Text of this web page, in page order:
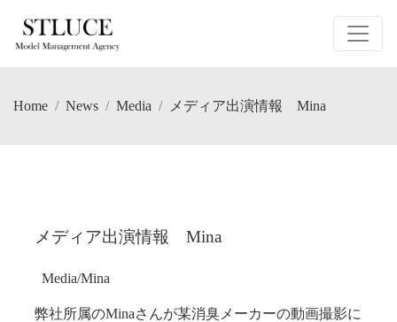
Home News Media メディア出演情報 Mina
メディア出演情報 Mina
Media/Mina
弊社所属のMinaさんが某消臭メーカーの動画撮影に